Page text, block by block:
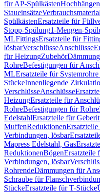
für AP-Spülkästen
StaueinsätzeVerbrauchsmaterial
SpülkästenErsatzteile für
Stopp-Spülung1-Mengen-
MLFittingsErsatzteile für
lösbarVerschlüsseAnschlüsse
für HeizungZubehör
RohreBefestigungen für
MLErsatzteile für
StückeInnenliegende
VerschlüsseAnschlüsse
HeizungErsatzteile für
RohreBefestigungen für Rohre
EdelstahlErsatzteile für
MuffenReduktionen
Verbindungen, lösbar
Mapress Edelstahl, Gas
ReduktionenBögenErsatzteile
Verbindungen, lösbar
RohrendeDämmungen für
Schraube für
StückeErsatzteile für T-Stücke